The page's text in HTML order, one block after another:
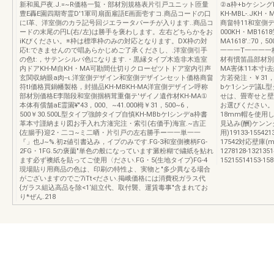
新和風戸夜.J.=~R価格一覧・部材別規格表片引戸ユニット匝量
豊E轟E園四期寄霊D'1軍司扇面雇語E画面壱すコ.商品コードの口
にl革、洋室側のカラ記号回ジエラータパーチが入ります..商品コ
ードの末尾の円L(右/左)は勝手を褒わします。左右どちらかをお
iKびください。※枠は標準枠のみの対応となります。DX枠の対
応t:できませんので唱あらかじめご了承くださし、.洋室側引手
の色t:，サテンシルパ色になります.・黒縁タイプ木造非木造室
内ドアKH-M自KH・MA可勘間仕切りクローゼツトドア室内引声
玄関収納眼a肉--ι.洋室側デザイン和室側デザインセット価格商畠
符tI価格買鍋幡製格，封描品KH-MBKH-MA洋宣側デザイン呼称
部材別価格E李階段和室側掴柄茸重傷テ'ザイノ遺作材KH-MA①
本体有償舗aE霊園¥"43，000、~41.000栂￥31，500~6，
500￥30.500L型タイプ強帥タイプ自慎KH-MBbケlシンデa枠書
革本寸謹納まり図お手入れ方潅完注・索引(右価手)海宣.~吉正
{左腸手}迎2・二コ~ミ二晒・片引戸の左右勝手ー一一単一一
『」也J~%.初z値引書込み，イプのみです.FG-3和室側襖柄FG-
2FG・1FG.5の褒薗"単色の般になっています澱粉糊で繍紙を鮎れ
ます必ず襖紙を貼ってご使用〈ださい.FG・5(生地タイプ)FG-4
現場貼り用商品の色は、印刷の特性よ、実物と"多少異なる場合
がございますのでご7iTt<ださい.掲峨価格には消費税ガラス代
{ガラス組込高品を除<1‘組立代、取付襲、運賃毒事"含まれてお
り*ぜん.218
②a枠+bケシング
KH-MBL-.JKH・
商畠特11和室側
000KH・
MA1618'.:70，
一一一T一一一一
材有慣笛晶部材
MA害体11本寸i
方若発注・￥31
bケ1シンデ議L
せは、畳寄せと
お選びください
18mm帽を使用
見込み(酬)ケン
用)19133-
17542対応壁庫
1278128-
15215514153-